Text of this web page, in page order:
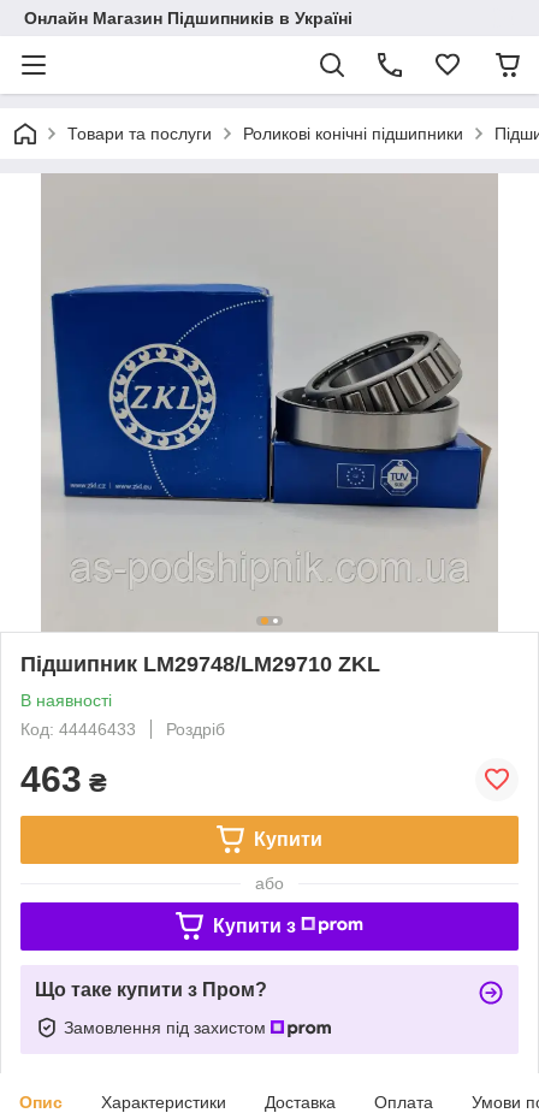
Онлайн Магазин Підшипників в Україні
Товари та послуги Роликові конічні підшипники
Підшипник LM29748/LM29710 ZKL
В наявності
Код: 44446433
Роздріб
463 ₴
Купити
або
Купити з
Що таке купити з Пром?
Замовлення під захистом
Опис Характеристики Доставка Оплата Умови